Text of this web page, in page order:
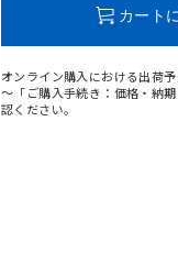
カート
オンライン購入における出荷
～「ご購入手続き：価格・納
認ください。